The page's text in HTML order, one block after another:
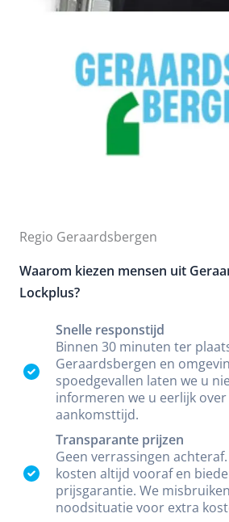
Regio Geraardsbergen
Waarom kiezen mensen uit
Lockplus?
Snelle responstijd
Binnen 30 minuten ter
Geraardsbergen en
spoedgevallen laten we u
informeren we u eerlijk over
aankomsttijd.
Transparante prijzen
Geen verrassingen
kosten altijd vooraf en
prijsgarantie. We
noodsituatie voor extra